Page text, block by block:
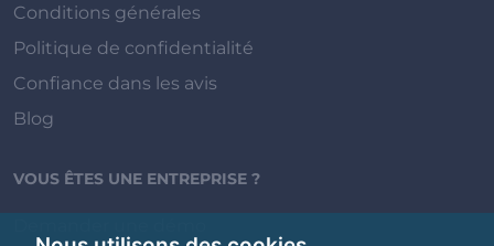
Conditions générales
Politique de confidentialité
Confiance dans les avis
Blog
VOUS ÊTES UNE ENTREPRISE ?